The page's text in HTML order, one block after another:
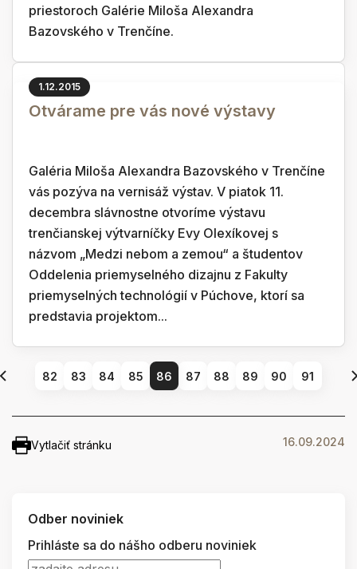
priestoroch Galérie Miloša Alexandra
Bazovského v Trenčíne.
1.12.2015
Otvárame pre vás nové výstavy
Galéria Miloša Alexandra Bazovského v Trenčíne
vás pozýva na vernisáž výstav. V piatok 11.
decembra slávnostne otvoríme výstavu
trenčianskej výtvarníčky Evy Olexíkovej s
názvom „Medzi nebom a zemou“ a študentov
Oddelenia priemyselného dizajnu z Fakulty
priemyselných technológií v Púchove, ktorí sa
predstavia projektom...
82 83 84 85 86 87 88 89 90 91
Vytlačiť stránku 16.09.2024
Odber noviniek
Prihláste sa do nášho odberu noviniek